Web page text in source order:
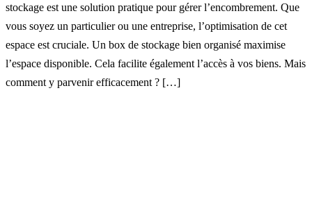
stockage est une solution pratique pour gérer l’encombrement. Que
vous soyez un particulier ou une entreprise, l’optimisation de cet
espace est cruciale. Un box de stockage bien organisé maximise
l’espace disponible. Cela facilite également l’accès à vos biens. Mais
comment y parvenir efficacement ? […]